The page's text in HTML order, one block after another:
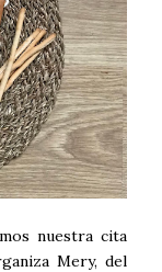
nuestra cita
Mery, del